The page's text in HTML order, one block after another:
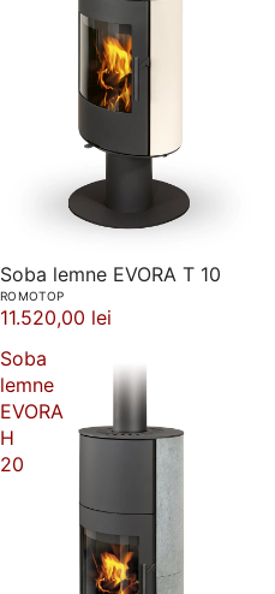
Soba lemne EVORA T 10
ROMOTOP
11.520,00 lei
Soba
lemne
EVORA
H
20